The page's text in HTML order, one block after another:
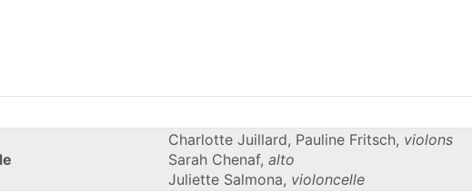
Charlotte Juillard, Pauline Fritsch, violons
Sarah Chenaf, alto
Juliette Salmona, violoncelle